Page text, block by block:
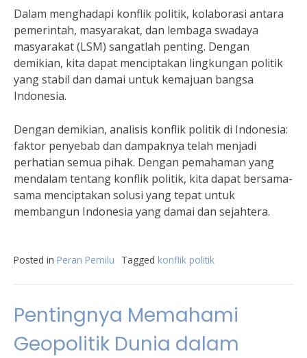
Dalam menghadapi konflik politik, kolaborasi antara
pemerintah, masyarakat, dan lembaga swadaya
masyarakat (LSM) sangatlah penting. Dengan
demikian, kita dapat menciptakan lingkungan politik
yang stabil dan damai untuk kemajuan bangsa
Indonesia.
Dengan demikian, analisis konflik politik di Indonesia:
faktor penyebab dan dampaknya telah menjadi
perhatian semua pihak. Dengan pemahaman yang
mendalam tentang konflik politik, kita dapat bersama-
sama menciptakan solusi yang tepat untuk
membangun Indonesia yang damai dan sejahtera.
Posted in Peran Pemilu Tagged konflik politik
Pentingnya Memahami
Geopolitik Dunia dalam